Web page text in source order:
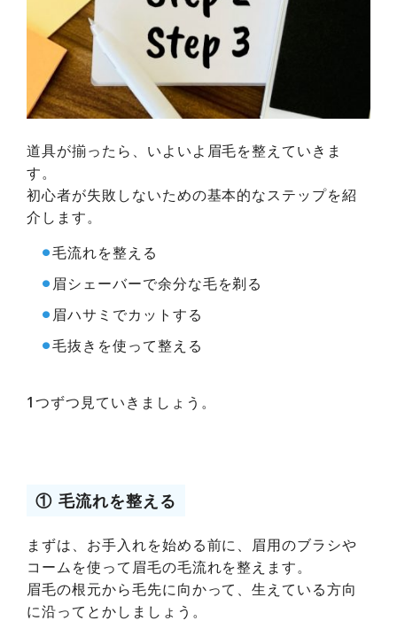
道具が揃ったら、いよいよ眉毛を整えていきま
す。
初心者が失敗しないための基本的なステップを紹
介します。
⚫︎毛流れを整える
⚫︎眉シェーバーで余分な毛を剃る
⚫︎眉ハサミでカットする
⚫︎毛抜きを使って整える
1つずつ見ていきましょう。
① 毛流れを整える
まずは、お手入れを始める前に、眉用のブラシや
コームを使って眉毛の毛流れを整えます。
眉毛の根元から毛先に向かって、生えている方向
に沿ってとかしましょう。